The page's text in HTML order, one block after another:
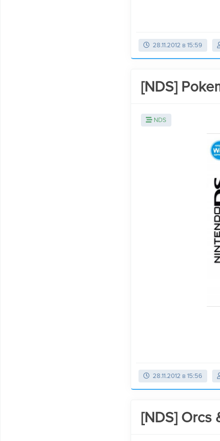
28.11.2012 в 15:59
[NDS]
NDS
28.11.2012 в 15:56
[NDS] Orcs